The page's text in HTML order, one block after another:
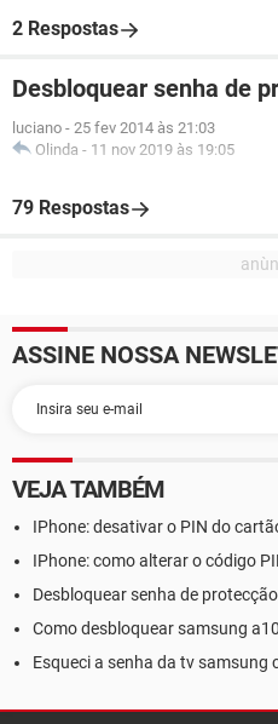
2 Respostas
Desbloquear senha de
luciano - 25 fev 2014 às 21:03
Olinda - 11 nov 2019 às 19:05
79 Respostas
ASSINE NOSSA
VEJA TAMBÉM
IPhone: desativar o PIN do
IPhone: como alterar o código
Desbloquear senha de
Como desbloquear samsung
Esqueci a senha da tv samsung